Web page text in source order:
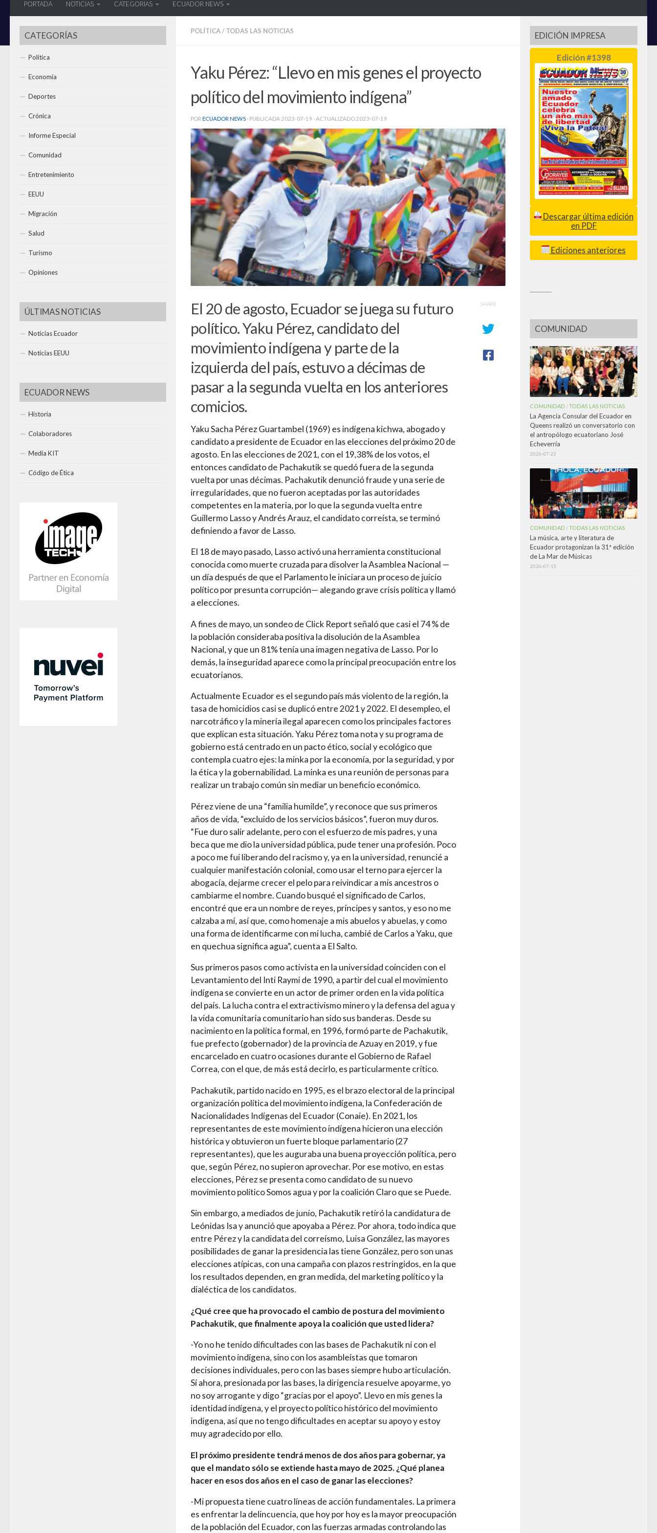
PORTADA NOTICIAS CATEGORIAS ECUADOR NEWS
POLÍTICA/ TODAS LAS NOTICIAS
Yaku Pérez: “Llevo en mis genes el proyecto
político del movimiento indígena”
POR ECUADOR NEWS · PUBLICADA 2023-07-19 · ACTUALIZADO 2023-07-19
El 20 de agosto, Ecuador se juega su futuro
político. Yaku Pérez, candidato del
movimiento indígena y parte de la
izquierda del país, estuvo a décimas de
pasar a la segunda vuelta en los anteriores
comicios.
Yaku Sacha Pérez Guartambel (1969) es indígena kichwa, abogado y
candidato a presidente de Ecuador en las elecciones del próximo 20 de
agosto. En las elecciones de 2021, con el 19,38% de los votos, el
entonces candidato de Pachakutik se quedó fuera de la segunda
vuelta por unas décimas. Pachakutik denunció fraude y una serie de
irregularidades, que no fueron aceptadas por las autoridades
competentes en la materia, por lo que la segunda vuelta entre
Guillermo Lasso y Andrés Arauz, el candidato correísta, se terminó
definiendo a favor de Lasso.
El 18 de mayo pasado, Lasso activó una herramienta constitucional
conocida como muerte cruzada para disolver la Asamblea Nacional —
un día después de que el Parlamento le iniciara un proceso de juicio
político por presunta corrupción— alegando grave crisis política y llamó
a elecciones.
A fines de mayo, un sondeo de Click Report señaló que casi el 74 % de
la población consideraba positiva la disolución de la Asamblea
Nacional, y que un 81% tenía una imagen negativa de Lasso. Por lo
demás, la inseguridad aparece como la principal preocupación entre los
ecuatorianos.
Actualmente Ecuador es el segundo país más violento de la región, la
tasa de homicidios casi se duplicó entre 2021 y 2022. El desempleo, el
narcotráfico y la minería ilegal aparecen como los principales factores
que explican esta situación. Yaku Pérez toma nota y su programa de
gobierno está centrado en un pacto ético, social y ecológico que
contempla cuatro ejes: la minka por la economía, por la seguridad, y por
la ética y la gobernabilidad. La minka es una reunión de personas para
realizar un trabajo común sin mediar un beneficio económico.
Pérez viene de una “familia humilde”, y reconoce que sus primeros
años de vida, “excluido de los servicios básicos”, fueron muy duros.
“Fue duro salir adelante, pero con el esfuerzo de mis padres, y una
beca que me dio la universidad pública, pude tener una profesión. Poco
a poco me fui liberando del racismo y, ya en la universidad, renuncié a
cualquier manifestación colonial, como usar el terno para ejercer la
abogacía, dejarme crecer el pelo para reivindicar a mis ancestros o
cambiarme el nombre. Cuando busqué el significado de Carlos,
encontré que era un nombre de reyes, príncipes y santos, y eso no me
calzaba a mí, así que, como homenaje a mis abuelos y abuelas, y como
una forma de identificarme con mi lucha, cambié de Carlos a Yaku, que
en quechua significa agua”, cuenta a El Salto.
Sus primeros pasos como activista en la universidad coinciden con el
Levantamiento del Inti Raymi de 1990, a partir del cual el movimiento
indígena se convierte en un actor de primer orden en la vida política
del país. La lucha contra el extractivismo minero y la defensa del agua y
la vida comunitaria comunitario han sido sus banderas. Desde su
nacimiento en la política formal, en 1996, formó parte de Pachakutik,
fue prefecto (gobernador) de la provincia de Azuay en 2019, y fue
encarcelado en cuatro ocasiones durante el Gobierno de Rafael
Correa, con el que, de más está decirlo, es particularmente crítico.
Pachakutik, partido nacido en 1995, es el brazo electoral de la principal
organización política del movimiento indígena, la Confederación de
Nacionalidades Indígenas del Ecuador (Conaie). En 2021, los
representantes de este movimiento indígena hicieron una elección
histórica y obtuvieron un fuerte bloque parlamentario (27
representantes), que les auguraba una buena proyección política, pero
que, según Pérez, no supieron aprovechar. Por ese motivo, en estas
elecciones, Pérez se presenta como candidato de su nuevo
movimiento político Somos agua y por la coalición Claro que se Puede.
Sin embargo, a mediados de junio, Pachakutik retiró la candidatura de
Leónidas Isa y anunció que apoyaba a Pérez. Por ahora, todo indica que
entre Pérez y la candidata del correísmo, Luisa González, las mayores
posibilidades de ganar la presidencia las tiene González, pero son unas
elecciones atípicas, con una campaña con plazos restringidos, en la que
los resultados dependen, en gran medida, del marketing político y la
dialéctica de los candidatos.
¿Qué cree que ha provocado el cambio de postura del movimiento
Pachakutik, que finalmente apoya la coalición que usted lidera?
-Yo no he tenido dificultades con las bases de Pachakutik ni con el
movimiento indígena, sino con los asambleístas que tomaron
decisiones individuales, pero con las bases siempre hubo articulación.
Sí ahora, presionada por las bases, la dirigencia resuelve apoyarme, yo
no soy arrogante y digo “gracias por el apoyo”. Llevo en mis genes la
identidad indígena, y el proyecto político histórico del movimiento
indígena, así que no tengo dificultades en aceptar su apoyo y estoy
muy agradecido por ello.
El próximo presidente tendrá menos de dos años para gobernar, ya
que el mandato sólo se extiende hasta mayo de 2025. ¿Qué planea
hacer en esos dos años en el caso de ganar las elecciones?
-Mi propuesta tiene cuatro líneas de acción fundamentales. La primera
es enfrentar la delincuencia, que hoy por hoy es la mayor preocupación
de la población del Ecuador, con las fuerzas armadas controlando las
SHARE
CATEGORÍAS
Política
Economía
Deportes
Crónica
Informe Especial
Comunidad
Entretenimiento
EEUU
Migración
Salud
Turismo
Opiniones
ÚLTIMAS NOTICIAS
Noticias Ecuador
Noticias EEUU
ECUADOR NEWS
Historia
Colaboradores
Media KIT
Código de Ética
EDICIÓN IMPRESA
Edición #1398
Descargar última edición
en PDF
Ediciones anteriores
COMUNIDAD
COMUNIDAD /TODAS LAS NOTICIAS
La Agencia Consular del Ecuador en
Queens realizó un conversatorio con
el antropólogo ecuatoriano José
Echeverría
2026-07-22
COMUNIDAD /TODAS LAS NOTICIAS
La música, arte y literatura de
Ecuador protagonizan la 31ª edición
de La Mar de Músicas
2026-07-15